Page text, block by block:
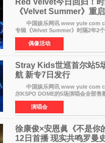
Red Velvet今日回归！
《Velvet Summer》重
中国娱乐网讯 www yule com
专辑《Velvet Summer》时隔2年2
发行的专辑，主打柔和成熟氛围的夏
偶像活动
Stray Kids世巡首尔站5
航 新专7日发行
中国娱乐网讯 www yule com
尔KSPO DOME的5场演唱会全部售
社JYP娱乐透露，Stray Kids于上月
演唱会
徐康俊×安恩眞《不是你
12日首播 现实共鸣罗曼